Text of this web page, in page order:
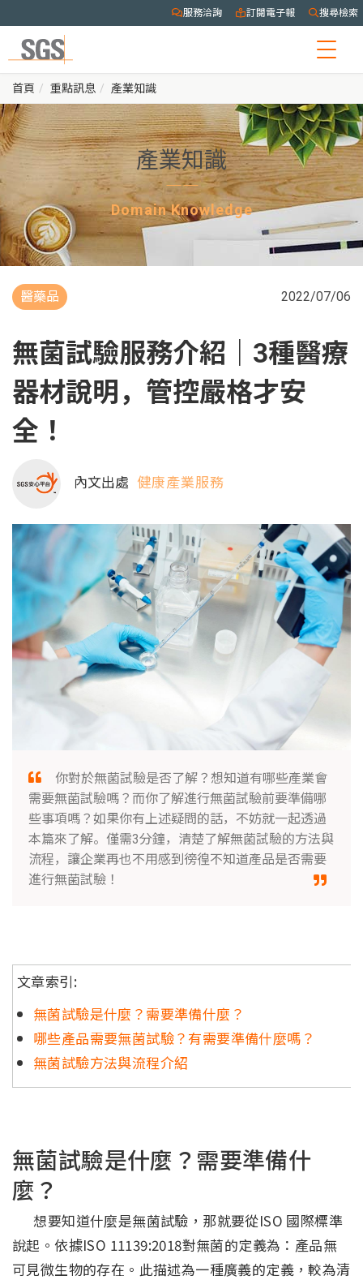
服務洽詢 訂閱電子報 搜尋檢索
首頁 重點訊息 產業知識
產業知識
Domain Knowledge
醫藥品 2022/07/06
無菌試驗服務介紹｜3種醫療
器材說明，管控嚴格才安
全！
內文出處 健康產業服務
你對於無菌試驗是否了解？想知道有哪些產業會
需要無菌試驗嗎？而你了解進行無菌試驗前要準備哪
些事項嗎？如果你有上述疑問的話，不妨就一起透過
本篇來了解。僅需3分鐘，清楚了解無菌試驗的方法與
流程，讓企業再也不用感到徬徨不知道產品是否需要
進行無菌試驗！
文章索引:
無菌試驗是什麼？需要準備什麼？
哪些產品需要無菌試驗？有需要準備什麼嗎？
無菌試驗方法與流程介紹
無菌試驗是什麼？需要準備什
麼？
想要知道什麼是無菌試驗，那就要從ISO 國際標準
說起。依據ISO 11139:2018對無菌的定義為：產品無
可見微生物的存在。此描述為一種廣義的定義，較為清